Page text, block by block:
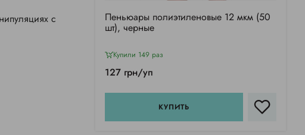
с
Пеньюары полиэтиленовые 12 мкм (50
шт), черные
Купили 149 раз
127 грн/уп
КУПИТЬ